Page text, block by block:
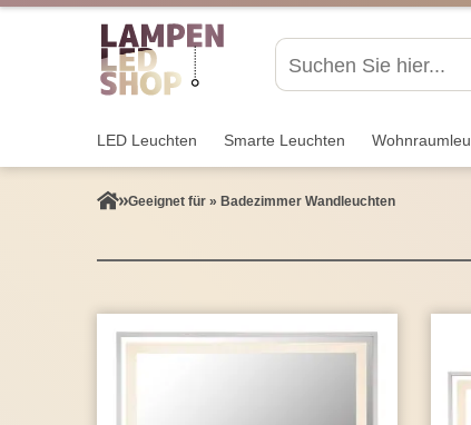
LED Leuchten Smarte Leuchten
Geeignet für » Badezimmer Wandleuchten